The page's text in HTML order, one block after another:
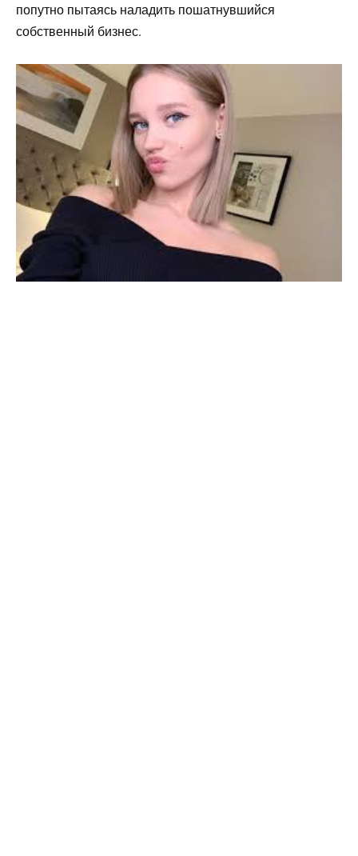
попутно пытаясь наладить пошатнувшийся
собственный бизнес.